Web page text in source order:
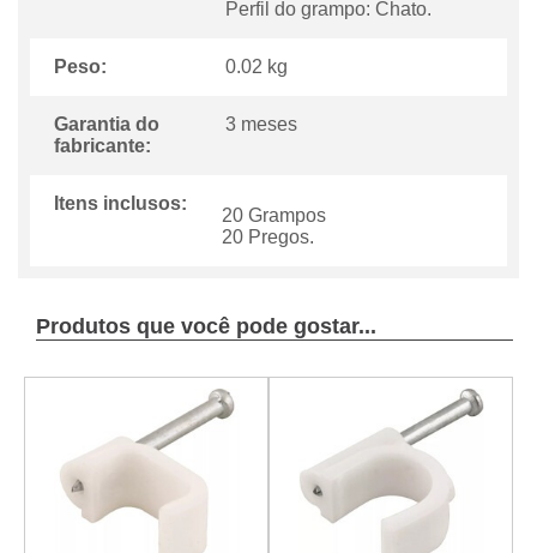
Perfil do grampo: Chato.
Peso: 0.02 kg
Garantia do
fabricante:
3 meses
Itens inclusos:
20 Grampos
20 Pregos.
Produtos que você pode gostar...